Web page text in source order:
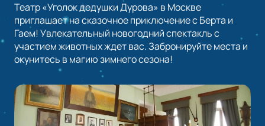
Театр «Уголок дедушки Дурова» в Москве
приглашает на сказочное приключение с Берта и
Гаем! Увлекательный новогодний спектакль с
участием животных ждет вас. Забронируйте места и
окунитесь в магию зимнего сезона!